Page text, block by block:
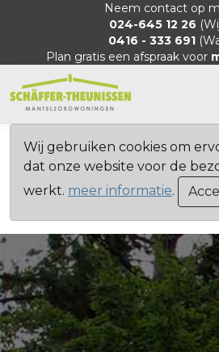
Neem contact op
024-645 12 26
0416 - 333 691
Plan gratis een afspraak voor
Wij gebruiken cookies om
dat onze website voor de
werkt. meer informatie.